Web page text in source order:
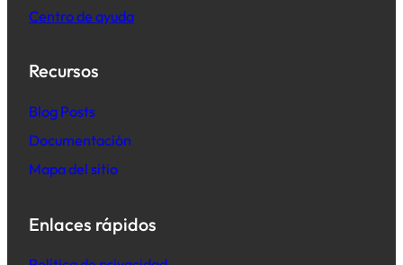
Centro de ayuda
Recursos
Blog Posts
Documentación
Mapa del sitio
Enlaces rápidos